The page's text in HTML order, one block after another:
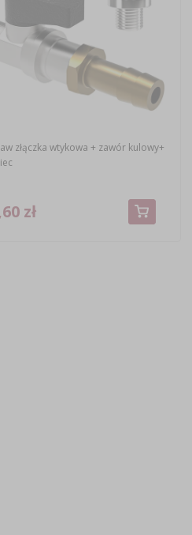
złączka wtykowa + zawór kulowy+
zł